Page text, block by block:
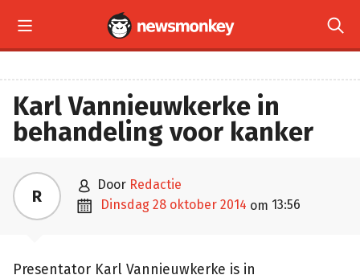
 
Karl Vannieuwkerke in
behandeling voor kanker
R  door Redactie
 dinsdag 28 oktober 2014 om 13:56
Presentator Karl Vannieuwkerke is in